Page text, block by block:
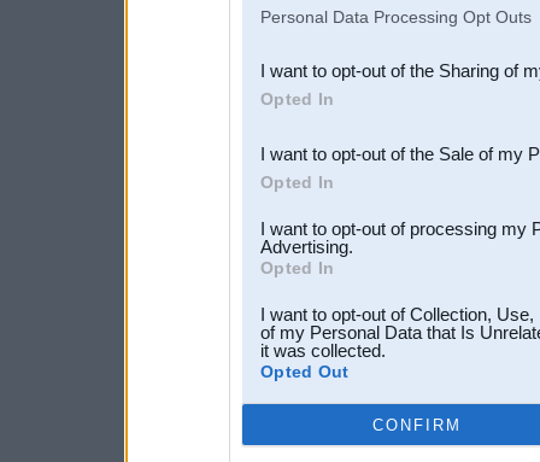
Downstream Participants
third parties.
Personal Data Processing Opt Outs
I want to opt-out of the Sharing of
Opted In
I want to opt-out of the Sale of my
Opted In
I want to opt-out of processing my
Advertising.
Opted In
I want to opt-out of Collection,
of my Personal Data that Is
it was collected.
Opted Out
CONFIRM